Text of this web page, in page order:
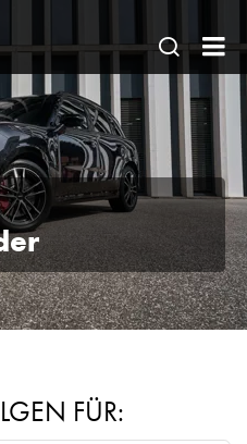
öffnen
|
Ein
für
FÜR: